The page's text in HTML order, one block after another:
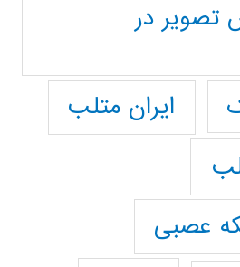
تصوير در
ایران متلب
عصبی